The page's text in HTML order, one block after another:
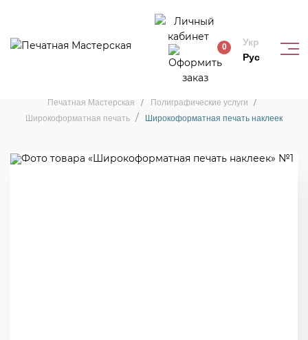
0
Укр
Рус
Широкоформатная печать
Печатная Мастерская
Полиграфические услуги
Широкоформатная печать
Широкоформатная печать наклеек